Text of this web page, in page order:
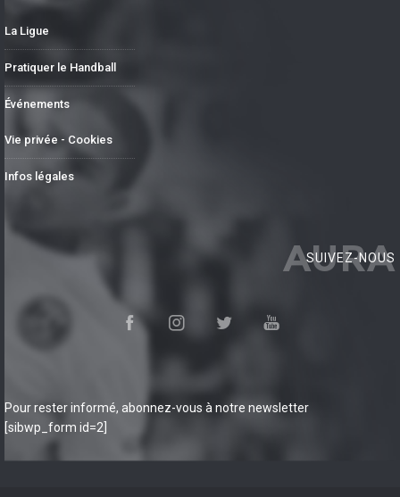
La Ligue
Pratiquer le Handball
Événements
Vie privée - Cookies
Infos légales
AURA
SUIVEZ-NOUS
Pour rester informé, abonnez-vous à notre newsletter
[sibwp_form id=2]